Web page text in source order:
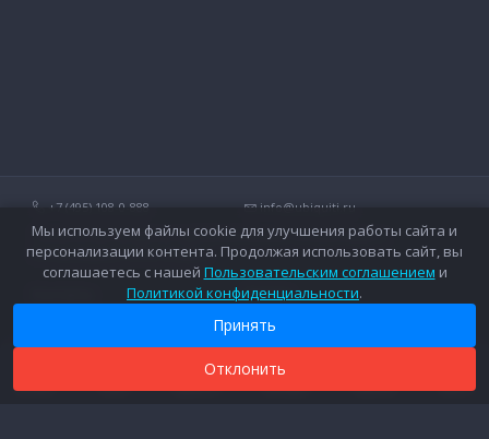
0
+7 (495) 108-0-888
info@ubiquiti.ru
Технические вопросы и дополнительные консультации о
беспроводных сетях Ubiquiti.
Оплата
Мы используем файлы cookie для улучшения работы сайта и
персонализации контента. Продолжая использовать сайт, вы
соглашаетесь с нашей Пользовательским соглашением и
Политикой конфиденциальности.
Принять
Отклонить